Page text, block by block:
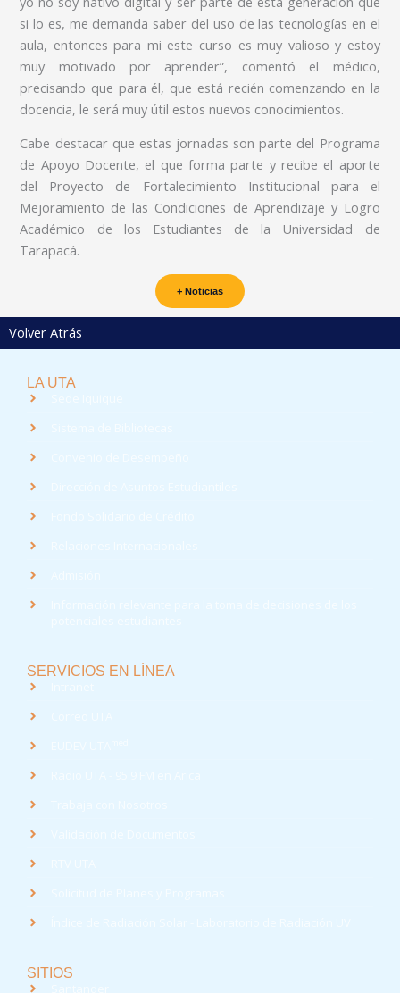
si lo es, me demanda saber del uso de las tecnologías en el
aula, entonces para mi este curso es muy valioso y estoy
muy motivado por aprender”, comentó el médico,
precisando que para él, que está recién comenzando en la
docencia, le será muy útil estos nuevos conocimientos.
Cabe destacar que estas jornadas son parte del Programa
de Apoyo Docente, el que forma parte y recibe el aporte
del Proyecto de Fortalecimiento Institucional para el
Mejoramiento de las Condiciones de Aprendizaje y Logro
Académico de los Estudiantes de la Universidad de
Tarapacá.
+ Noticias
Volver Atrás
LA UTA
SERVICIOS EN LÍNEA
SITIOS